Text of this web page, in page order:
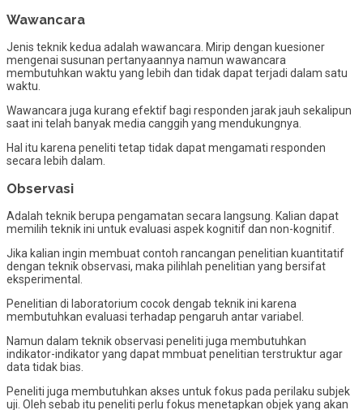
Wawancara
Jenis teknik kedua adalah wawancara. Mirip dengan kuesioner
mengenai susunan pertanyaannya namun wawancara
membutuhkan waktu yang lebih dan tidak dapat terjadi dalam satu
waktu.
Wawancara juga kurang efektif bagi responden jarak jauh sekalipun
saat ini telah banyak media canggih yang mendukungnya.
Hal itu karena peneliti tetap tidak dapat mengamati responden
secara lebih dalam.
Observasi
Adalah teknik berupa pengamatan secara langsung. Kalian dapat
memilih teknik ini untuk evaluasi aspek kognitif dan non-kognitif.
Jika kalian ingin membuat contoh rancangan penelitian kuantitatif
dengan teknik observasi, maka pilihlah penelitian yang bersifat
eksperimental.
Penelitian di laboratorium cocok dengab teknik ini karena
membutuhkan evaluasi terhadap pengaruh antar variabel.
Namun dalam teknik observasi peneliti juga membutuhkan
indikator-indikator yang dapat mmbuat penelitian terstruktur agar
data tidak bias.
Peneliti juga membutuhkan akses untuk fokus pada perilaku subjek
uji. Oleh sebab itu peneliti perlu fokus menetapkan objek yang akan